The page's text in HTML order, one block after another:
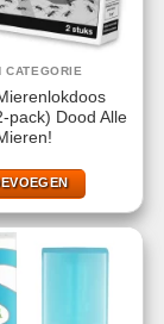
CATEGORIE
pack) Dood Alle